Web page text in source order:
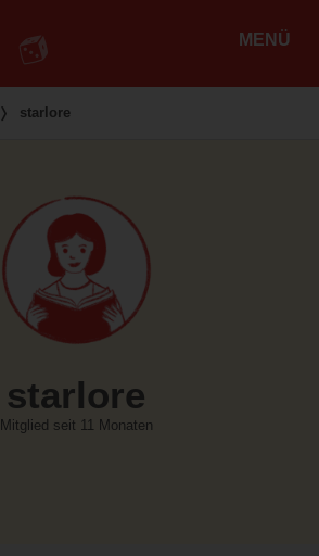
MENÜ
❭ starlore
starlore
Mitglied seit 11 Monaten